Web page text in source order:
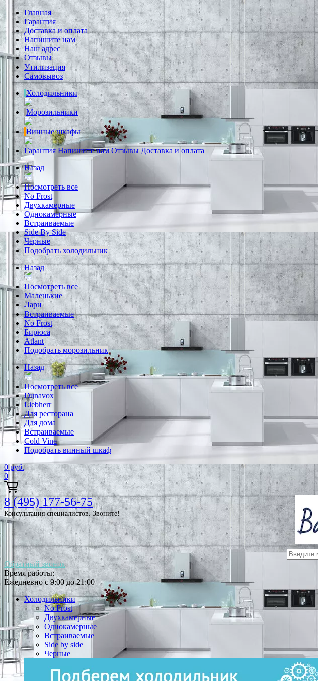
Главная
Гарантия
Доставка и оплата
Напишите нам
Наш адрес
Отзывы
Утилизация
Самовывоз
Холодильники
Морозильники
Винные шкафы
Гарантия Напишите нам Отзывы Доставка и оплата
Назад
Посмотреть все
No Frost
Двухкамерные
Однокамерные
Встраиваемые
Side By Side
Черные
Подобрать холодильник
Назад
Посмотреть все
Маленькие
Лари
Встраиваемые
No Frost
Бирюса
Atlant
Подобрать морозильник
Назад
Посмотреть все
Dunavox
Liebherr
Для ресторана
Для дома
Встраиваемые
Cold Vine
Подобрать винный шкаф
0 руб.
0
8 (495) 177-56-75
Консультация специалистов. Звоните!
Обратный звонок
Время работы:
Ежедневно с 9:00 до 21:00
Холодильники
No Frost
Двухкамерные
Однокамерные
Встраиваемые
Side by side
Черные